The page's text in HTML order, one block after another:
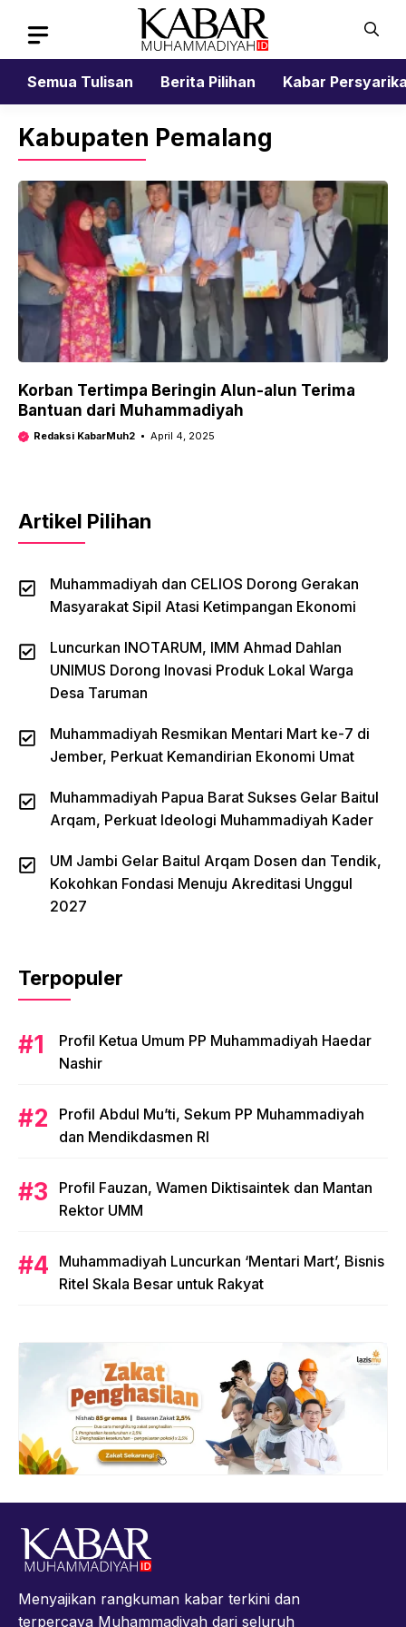
content
Semua Tulisan
Berita Pilihan Kabar
Kabupaten Pemalang
Korban Tertimpa Beringin Alun-alun Terima
Bantuan dari Muhammadiyah
Redaksi KabarMuh2 April 4, 2025
Artikel Pilihan
Muhammadiyah dan CELIOS Dorong Gerakan
Masyarakat Sipil Atasi Ketimpangan Ekonomi
Luncurkan INOTARUM, IMM Ahmad Dahlan
UNIMUS Dorong Inovasi Produk Lokal Warga
Desa Taruman
Muhammadiyah Resmikan Mentari Mart ke-7 di
Jember, Perkuat Kemandirian Ekonomi Umat
Muhammadiyah Papua Barat Sukses Gelar Baitul
Arqam, Perkuat Ideologi Muhammadiyah Kader
UM Jambi Gelar Baitul Arqam Dosen dan Tendik,
Kokohkan Fondasi Menuju Akreditasi Unggul
2027
Terpopuler
Profil Ketua Umum PP Muhammadiyah Haedar
Nashir
Profil Abdul Mu’ti, Sekum PP Muhammadiyah
dan Mendikdasmen RI
Profil Fauzan, Wamen Diktisaintek dan Mantan
Rektor UMM
Muhammadiyah Luncurkan ‘Mentari Mart’, Bisnis
Ritel Skala Besar untuk Rakyat
Menyajikan rangkuman kabar terkini dan
terpercaya Muhammadiyah dari seluruh